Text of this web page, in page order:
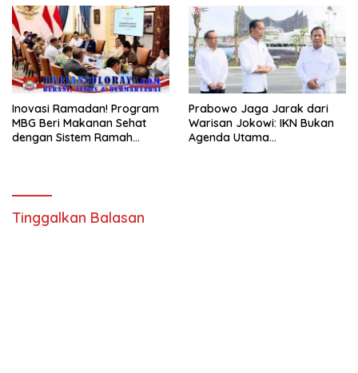
Inovasi Ramadan! Program
MBG Beri Makanan Sehat
dengan Sistem Ramah
Prabowo Jaga Jarak dari
Warisan Jokowi: IKN Bukan
Agenda Utama
Tinggalkan Balasan